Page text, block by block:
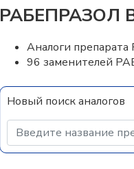
РАБЕПРАЗОЛ
Аналоги
96 заменителей
Новый поиск аналогов